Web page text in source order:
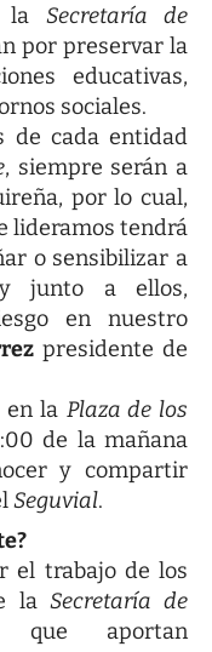
laSecretaría de
por preservar la
educativas,
sociales.
de cada entidad
, siempre serán a
por lo cual,
lideramos tendrá
o sensibilizar a
junto a ellos,
en nuestro
presidente de
en la Plaza de los
de la mañana
y compartir
Seguvial.
el trabajo de los
laSecretaría de
que aportan